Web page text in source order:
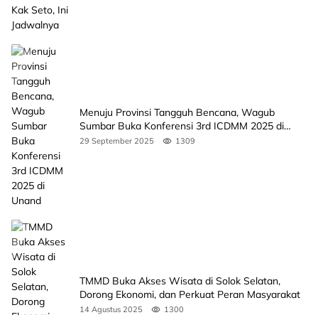
Menuju Provinsi Tangguh Bencana, Wagub
Sumbar Buka Konferensi 3rd ICDMM 2025 di
Unand
29 September 2025 1309
TMMD Buka Akses Wisata di Solok Selatan,
Dorong Ekonomi, dan Perkuat Peran Masyarakat
14 Agustus 2025 1300